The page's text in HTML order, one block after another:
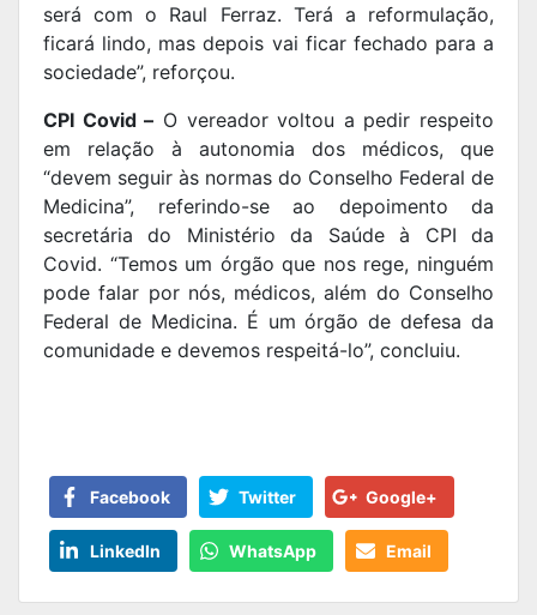
será com o Raul Ferraz. Terá a reformulação,
ficará lindo, mas depois vai ficar fechado para a
sociedade”, reforçou.
CPI Covid – O vereador voltou a pedir respeito
em relação à autonomia dos médicos, que
“devem seguir às normas do Conselho Federal de
Medicina”, referindo-se ao depoimento da
secretária do Ministério da Saúde à CPI da
Covid. “Temos um órgão que nos rege, ninguém
pode falar por nós, médicos, além do Conselho
Federal de Medicina. É um órgão de defesa da
comunidade e devemos respeitá-lo”, concluiu.
Facebook Twitter Google+
LinkedIn WhatsApp Email